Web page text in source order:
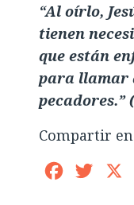
“Al oírlo,
tienen
que están
para llamar
pecadores.”
Compartir
Facebook